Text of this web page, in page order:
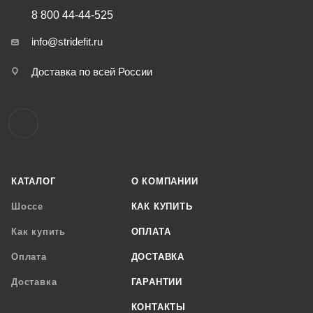
КАТАЛОГ
Шоссе
Как купить
Оплата
Доставка
О КОМПАНИИ
КАК КУПИТЬ
ОПЛАТА
ДОСТАВКА
ГАРАНТИИ
КОНТАКТЫ
8 800 44-44-525
info@stridefit.ru
Доставка по всей России